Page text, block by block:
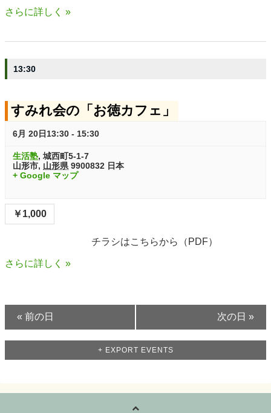
さらに詳しく »
13:30
すみれ会の「お徳カフェ」
6月 20日13:30 - 15:30
生活塾, 城西町5-1-7
山形市, 山形県 9900832 日本
+ Google マップ
￥1,000
チラシはこちらから（PDF）
さらに詳しく »
« 前の日 次の日 »
+ EXPORT EVENTS